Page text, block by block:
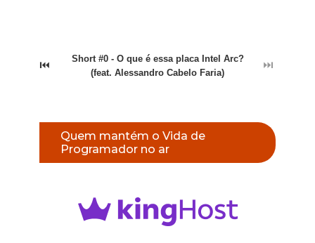
⏮
Short #0 - O que é essa placa Intel Arc?
(feat. Alessandro Cabelo Faria)
⏭
Quem mantém o Vida de
Programador no ar